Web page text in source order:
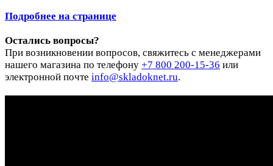
Подробнее на странице
Остались вопросы?
При возникновении вопросов, свяжитесь с менеджерами
нашего магазина по телефону +7 800 200-15-36 или
электронной почте info@skladoknet.ru.